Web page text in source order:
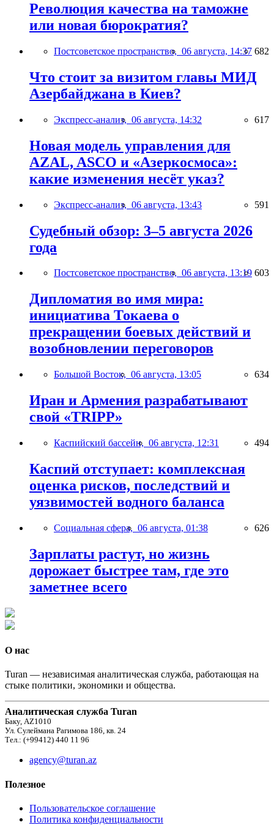
Революция качества на таможне
или новая бюрократия?
Постсоветское пространство, 06 августа, 14:37 682
Что стоит за визитом главы МИД
Азербайджана в Киев?
Экспресс-анализ, 06 августа, 14:32 617
Новая модель управления для
AZAL, ASCO и «Азеркосмоса»:
какие изменения несёт указ?
Экспресс-анализ, 06 августа, 13:43 591
Судебный обзор: 3–5 августа 2026
года
Постсоветское пространство, 06 августа, 13:19 603
Дипломатия во имя мира:
инициатива Токаева о
прекращении боевых действий и
возобновлении переговоров
Большой Восток, 06 августа, 13:05 634
Иран и Армения разрабатывают
свой «TRIPP»
Каспийский бассейн, 06 августа, 12:31 494
Каспий отступает: комплексная
оценка рисков, последствий и
уязвимостей водного баланса
Социальная сфера, 06 августа, 01:38 626
Зарплаты растут, но жизнь
дорожает быстрее там, где это
заметнее всего
О нас
Turan — независимая аналитическая служба, работающая на
стыке политики, экономики и общества.
Аналитическая служба Turan
Баку, AZ1010
Ул. Сулеймана Рагимова 186, кв. 24
Тел.: (+99412) 440 11 96
agency@turan.az
Полезное
Пользовательское соглашение
Политика конфиденциальности